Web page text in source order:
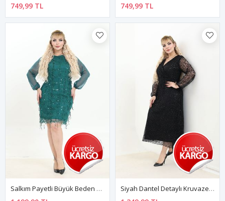
749,99 TL 749,99 TL
Salkım Payetli Büyük Beden Yeşil Abiye Elbise 10B-2766 Siyah Dantel Detaylı Kruvaze Yaka Uzun Kollu Abiye Elbise 21C-2764